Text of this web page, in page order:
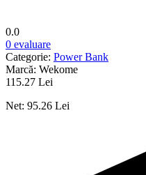
0.0
0 evaluare
Categorie: Power Bank
Marcă: Wekome
115.27 Lei
Net: 95.26 Lei